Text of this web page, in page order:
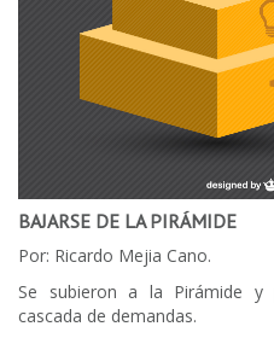
BAJARSE DE LA PIRÁMIDE
Por: Ricardo Mejia Cano.
Se subieron a la Pirámide y
cascada de demandas.